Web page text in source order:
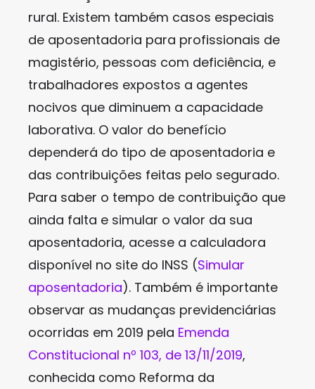
rural. Existem também casos especiais
de aposentadoria para profissionais de
magistério, pessoas com deficiência, e
trabalhadores expostos a agentes
nocivos que diminuem a capacidade
laborativa. O valor do benefício
dependerá do tipo de aposentadoria e
das contribuições feitas pelo segurado.
Para saber o tempo de contribuição que
ainda falta e simular o valor da sua
aposentadoria, acesse a calculadora
disponível no site do INSS (Simular
aposentadoria). Também é importante
observar as mudanças previdenciárias
ocorridas em 2019 pela Emenda
Constitucional nº 103, de 13/11/2019,
conhecida como Reforma da